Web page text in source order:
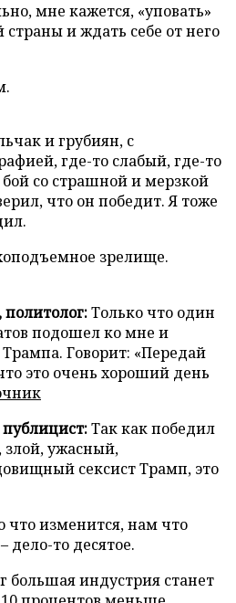
мне кажется, «уповать»
и ждать себе от него
и грубиян, с
где-то слабый, где-то
со страшной и мерзкой
что он победит. Я тоже
зрелище.
Только что один
подошел ко мне и
Говорит: «Передай
это очень хороший день
Так как победил
ужасный,
сексист Трамп, это
что изменится, нам что
дело-то десятое.
большая индустрия станет